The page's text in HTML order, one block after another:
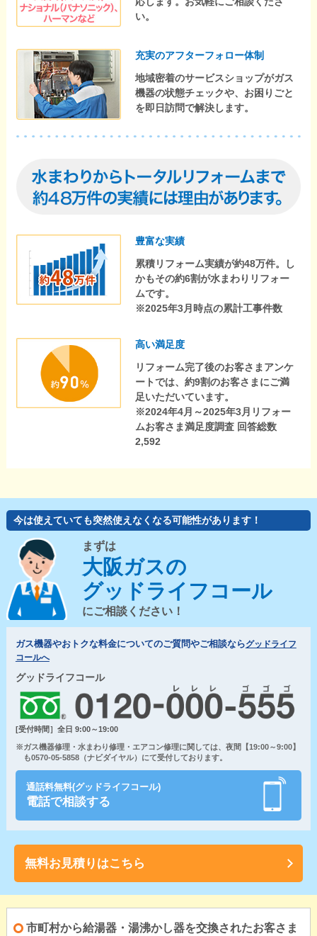
い。
充実のアフターフォロー体制
地域密着のサービスショップがガス
機器の状態チェックや、お困りごと
を即日訪問で解決します。
豊富な実績
累積リフォーム実績が約48万件。し
かもその約6割が水まわりリフォー
ムです。
※2025年3月時点の累計工事件数
高い満足度
リフォーム完了後のお客さまアンケ
ートでは、約9割のお客さまにご満
足いただいています。
※2024年4月～2025年3月リフォー
ムお客さま満足度調査 回答総数
2,592
今は使えていても突然使えなくなる可能性があります！
まずは
大阪ガスの
グッドライフコール
にご相談ください！
ガス機器やおトクな料金についてのご質問やご相談ならグッドライフ
コールへ
グッドライフコール
[受付時間］全日 9:00～19:00
※ガス機器修理・水まわり修理・エアコン修理に関しては、夜間【19:00～9:00】
も0570-05-5858（ナビダイヤル）にて受付しております。
通話料無料(グッドライフコール)
電話で相談する
無料お見積りはこちら
市町村から給湯器・湯沸かし器を交換されたお客さま